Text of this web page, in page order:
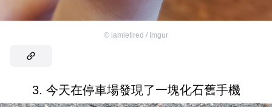
© iamletired / Imgur
3. 今天在停車場發現了一塊化石舊手機